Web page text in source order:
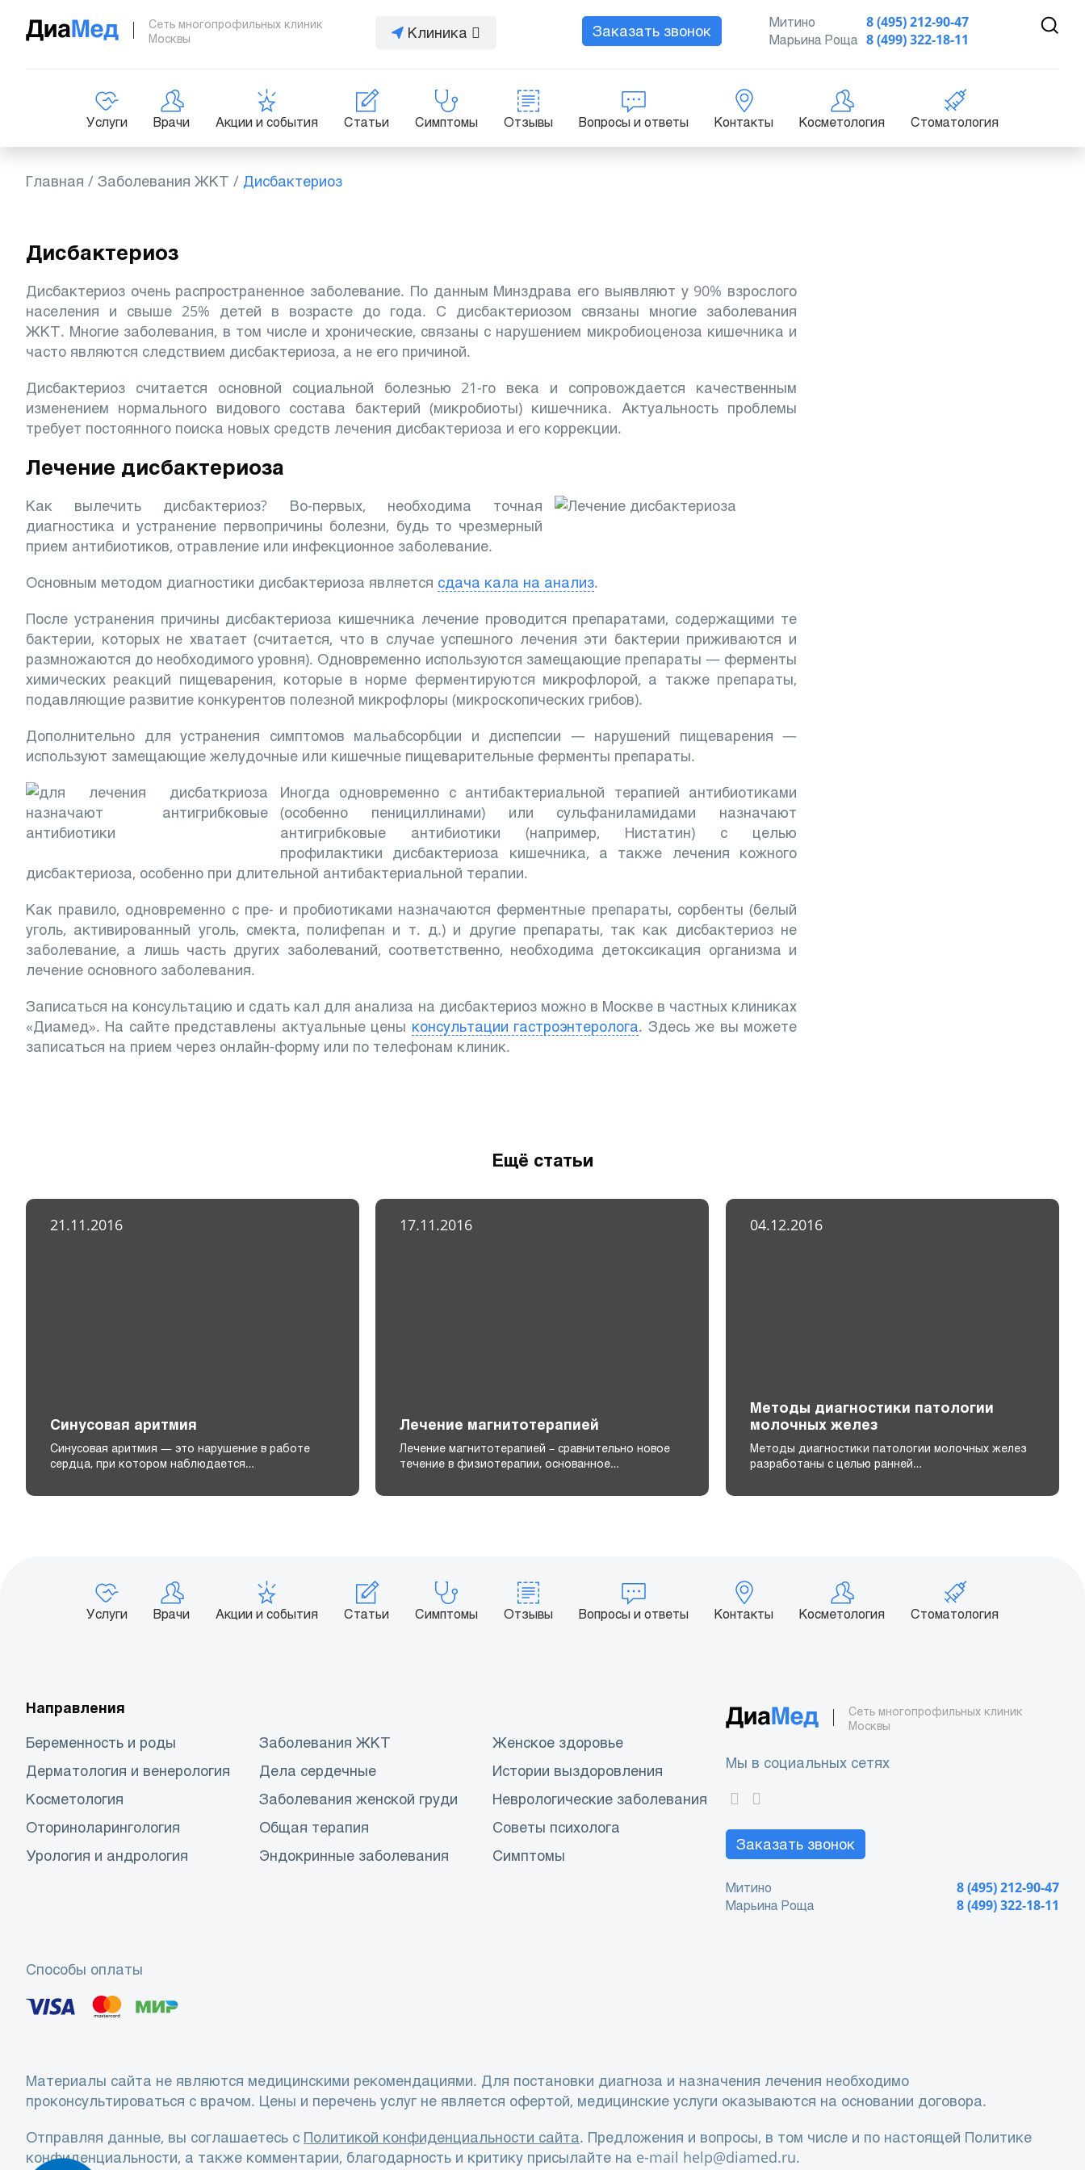
Сеть многопрофильных клиник
Москвы
Клиника Заказать звонок
8 (495) 212-90-47
Митино
8 (499) 322-18-11
Марьина Роща
Услуги Врачи Акции и события Статьи Симптомы Отзывы Вопросы и ответы Контакты Косметология Стоматология
Главная / Заболевания ЖКТ / Дисбактериоз
Дисбактериоз
Дисбактериоз очень распространенное заболевание. По данным Минздрава его выявляют у 90% взрослого
населения и свыше 25% детей в возрасте до года. С дисбактериозом связаны многие заболевания
ЖКТ. Многие заболевания, в том числе и хронические, связаны с нарушением микробиоценоза кишечника и
часто являются следствием дисбактериоза, а не его причиной.
Дисбактериоз считается основной социальной болезнью 21-го века и сопровождается качественным
изменением нормального видового состава бактерий (микробиоты) кишечника. Актуальность проблемы
требует постоянного поиска новых средств лечения дисбактериоза и его коррекции.
Лечение дисбактериоза
Как вылечить дисбактериоз? Во-первых, необходима точная
диагностика и устранение первопричины болезни, будь то чрезмерный
прием антибиотиков, отравление или инфекционное заболевание.
Основным методом диагностики дисбактериоза является сдача кала на анализ.
После устранения причины дисбактериоза кишечника лечение проводится препаратами, содержащими те
бактерии, которых не хватает (считается, что в случае успешного лечения эти бактерии приживаются и
размножаются до необходимого уровня). Одновременно используются замещающие препараты — ферменты
химических реакций пищеварения, которые в норме ферментируются микрофлорой, а также препараты,
подавляющие развитие конкурентов полезной микрофлоры (микроскопических грибов).
Дополнительно для устранения симптомов мальабсорбции и диспепсии — нарушений пищеварения —
используют замещающие желудочные или кишечные пищеварительные ферменты препараты.
Иногда одновременно с антибактериальной терапией антибиотиками
(особенно пенициллинами) или сульфаниламидами назначают
антигрибковые антибиотики (например, Нистатин) с целью
профилактики дисбактериоза кишечника, а также лечения кожного
дисбактериоза, особенно при длительной антибактериальной терапии.
Как правило, одновременно с пре- и пробиотиками назначаются ферментные препараты, сорбенты (белый
уголь, активированный уголь, смекта, полифепан и т. д.) и другие препараты, так как дисбактериоз не
заболевание, а лишь часть других заболеваний, соответственно, необходима детоксикация организма и
лечение основного заболевания.
Записаться на консультацию и сдать кал для анализа на дисбактериоз можно в Москве в частных клиниках
«Диамед». На сайте представлены актуальные цены консультации гастроэнтеролога. Здесь же вы можете
записаться на прием через онлайн-форму или по телефонам клиник.
Ещё статьи
21.11.2016
Синусовая аритмия
Синусовая аритмия — это нарушение в работе
сердца, при котором наблюдается…
17.11.2016
Лечение магнитотерапией
Лечение магнитотерапией – сравнительно новое
течение в физиотерапии, основанное…
04.12.2016
Методы диагностики патологии
молочных желез
Методы диагностики патологии молочных желез
разработаны с целью ранней…
Услуги Врачи Акции и события Статьи Симптомы Отзывы Вопросы и ответы Контакты Косметология Стоматология
Сеть многопрофильных клиник
Москвы
Мы в социальных сетях
Заказать звонок
8 (495) 212-90-47
Митино
8 (499) 322-18-11
Марьина Роща
Направления
Беременность и роды Заболевания ЖКТ
Женское здоровье
Дерматология и венерология
Дела сердечные
Истории выздоровления
Косметология
Заболевания женской груди
Неврологические заболевания
Оториноларингология
Общая терапия
Советы психолога
Урология и андрология
Эндокринные заболевания Симптомы
Способы оплаты
Материалы сайта не являются медицинскими рекомендациями. Для постановки диагноза и назначения лечения необходимо
проконсультироваться с врачом. Цены и перечень услуг не является офертой, медицинские услуги оказываются на основании договора.
Отправляя данные, вы соглашаетесь с Политикой конфиденциальности сайта. Предложения и вопросы, в том числе и по настоящей Политике
конфиденциальности, а также комментарии, благодарность и критику присылайте на e-mail
help@diamed.ru.